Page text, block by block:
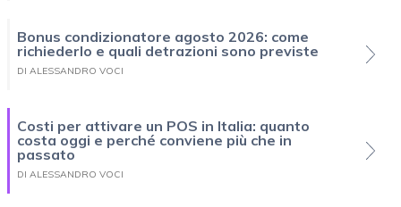
Bonus condizionatore agosto 2026: come
richiederlo e quali detrazioni sono previste
DI ALESSANDRO VOCI
Costi per attivare un POS in Italia: quanto
costa oggi e perché conviene più che in
passato
DI ALESSANDRO VOCI